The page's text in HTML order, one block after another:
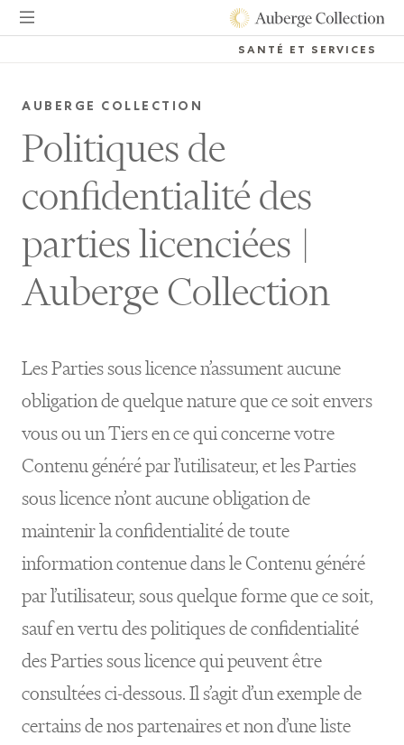
SANTÉ ET SERVICES
AUBERGE COLLECTION
Politiques de
confidentialité des
parties licenciées |
Auberge Collection
Les Parties sous licence n’assument aucune
obligation de quelque nature que ce soit envers
vous ou un Tiers en ce qui concerne votre
Contenu généré par l’utilisateur, et les Parties
sous licence n’ont aucune obligation de
maintenir la confidentialité de toute
information contenue dans le Contenu généré
par l’utilisateur, sous quelque forme que ce soit,
sauf en vertudes politiques de confidentialité
des Parties sous licencequi peuvent être
consultées ci-dessous. Il s’agit d’un exemple de
certains de nos partenaires et non d’une liste